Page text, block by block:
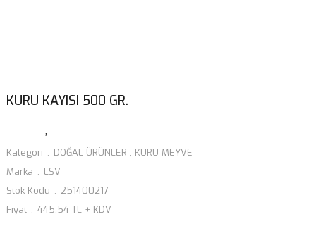
KURU KAYISI 500 GR.
Kategori DOĞAL ÜRÜNLER , KURU MEYVE
Marka
LSV
Stok Kodu
251400217
Fiyat
445,54 TL + KDV